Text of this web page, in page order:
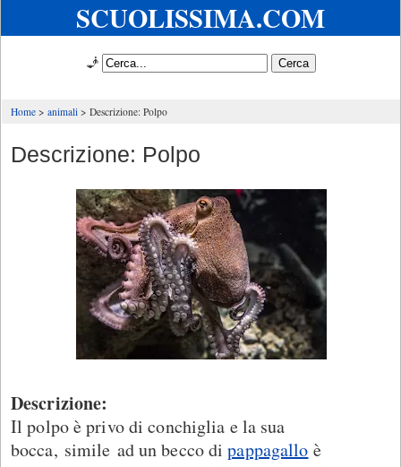
SCUOLISSIMA.COM
🧞
Home animali Descrizione: Polpo
Descrizione: Polpo
Descrizione:
Il polpo è privo di conchiglia e la sua
bocca, simile ad un becco dipappagallo è